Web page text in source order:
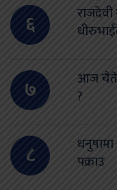
६
७
आज चैते
?
८
पक्राउ